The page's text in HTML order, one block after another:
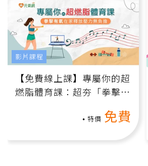
【免費線上課】專屬你的超
燃脂體育課：超夯「拳擊有
特價 免費
影片課程